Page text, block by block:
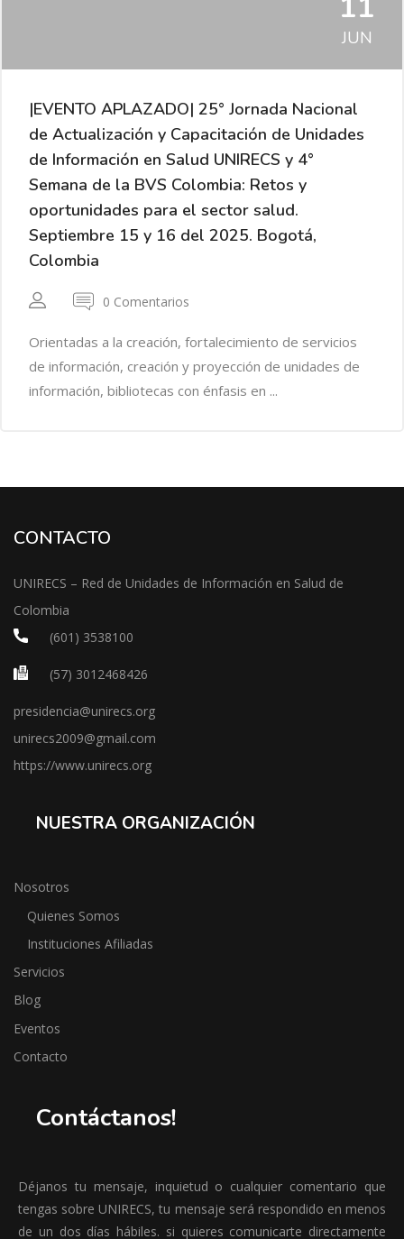
JUN
|EVENTO APLAZADO| 25° Jornada Nacional
de Actualización y Capacitación de Unidades
de Información en Salud UNIRECS y 4°
Semana de la BVS Colombia: Retos y
oportunidades para el sector salud.
Septiembre 15 y 16 del 2025. Bogotá,
Colombia
0 Comentarios
Orientadas a la creación, fortalecimiento de servicios
de información, creación y proyección de unidades de
información, bibliotecas con énfasis en ...
CONTACTO
UNIRECS – Red de Unidades de Información en Salud de
Colombia
(601) 3538100
(57) 3012468426
presidencia@unirecs.org
unirecs2009@gmail.com
https://www.unirecs.org
NUESTRA ORGANIZACIÓN
Nosotros
Quienes Somos
Instituciones Afiliadas
Servicios
Blog
Eventos
Contacto
Contáctanos!
Déjanos tu mensaje, inquietud o cualquier comentario que
tengas sobre UNIRECS, tu mensaje será respondido en menos
de un dos días hábiles. si quieres comunicarte directamente